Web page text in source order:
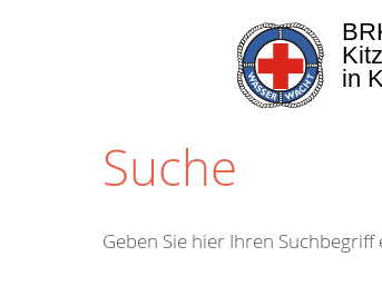
in
Suche
Geben Sie hier Ihren